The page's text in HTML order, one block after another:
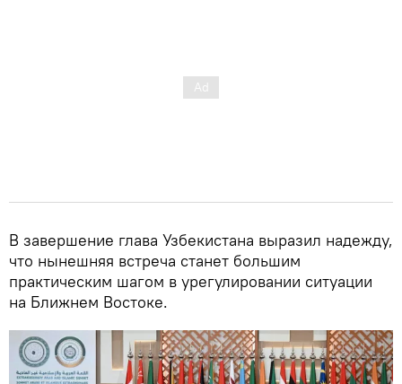
В завершение глава Узбекистана выразил надежду,
что нынешняя встреча станет большим
практическим шагом в урегулировании ситуации
на Ближнем Востоке.